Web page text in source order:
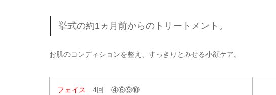
挙式の約1ヵ月前からのトリートメント。
お肌のコンディションを整え、すっきりとみせる小顔ケア。
フェイス
4回 ④⑥⑨⑩